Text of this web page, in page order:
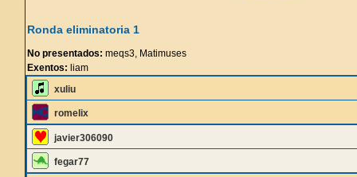
Ronda eliminatoria 1
No presentados: meqs3, Matimuses
Exentos: liam
xuliu
romelix
javier306090
fegar77